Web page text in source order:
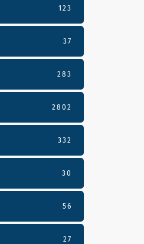
123
37
283
2802
332
30
56
27